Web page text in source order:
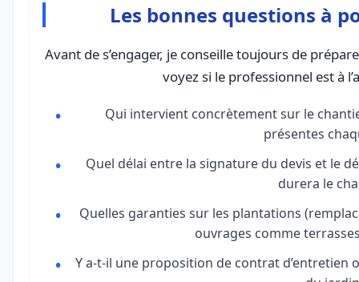
Les bonnes questions à
Avant de s’engager, je conseille toujours de
voyez si le professionnel est à
Qui intervient concrètement sur le
présentes
Quel délai entre la signature du devis et le
durera le
Quelles garanties sur les plantations
ouvrages comme
Y a-t-il une proposition de contrat d’entretien